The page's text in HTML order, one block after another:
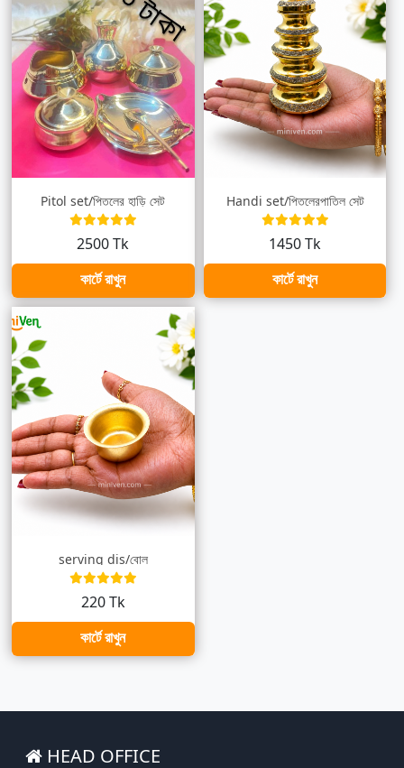
Pitol set/পিতলের হাড়ি সেট
2500 Tk
কার্টে রাখুন
Handi set/পিতলেরপাতিল সেট
1450 Tk
কার্টে রাখুন
serving dis/বোল
220 Tk
কার্টে রাখুন
HEAD OFFICE